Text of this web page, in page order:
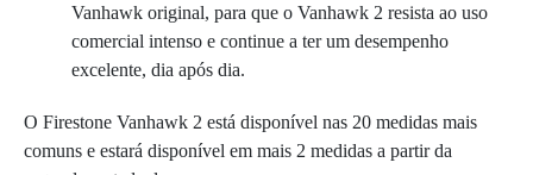
Vanhawk original, para que o Vanhawk 2 resista ao uso
comercial intenso e continue a ter um desempenho
excelente, dia após dia.
O Firestone Vanhawk 2 está disponível nas 20 medidas mais
comuns e estará disponível em mais 2 medidas a partir da